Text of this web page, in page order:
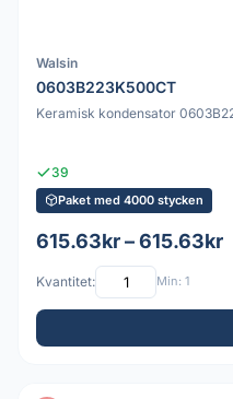
Walsin
0603B223K500CT
Keramisk kondensator
39
Paket med 4000 stycken
615.63kr – 615.63kr
Kvantitet: Min: 1